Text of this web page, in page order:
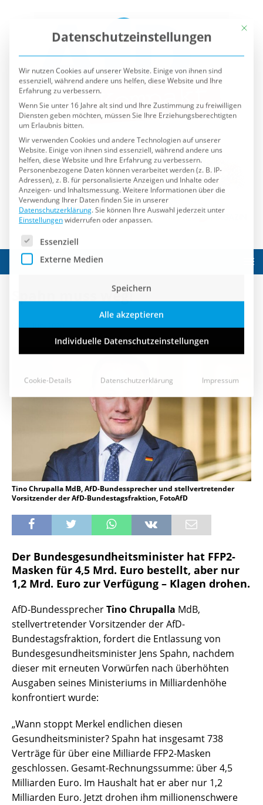
Spahn muss weg!
11. Juni 2020
Tino Chrupalla MdB, AfD-Bundessprecher und stellvertretender
Vorsitzender der AfD-Bundestagsfraktion, FotoAfD
Der Bundesgesundheitsminister hat FFP2-
Masken für 4,5 Mrd. Euro bestellt, aber nur
1,2 Mrd. Euro zur Verfügung – Klagen drohen.
AfD-BundessprecherTino Chrupalla MdB,
stellvertretender Vorsitzender der AfD-
Bundestagsfraktion, fordert die Entlassung von
Bundesgesundheitsminister Jens Spahn, nachdem
dieser mit erneuten Vorwürfen nach überhöhten
Ausgaben seines Ministeriums in Milliardenhöhe
konfrontiert wurde:
„Wann stoppt Merkel endlichen diesen
Gesundheitsminister? Spahn hat insgesamt 738
Verträge für über eine Milliarde FFP2-Masken
geschlossen. Gesamt-Rechnungssumme: über 4,5
Milliarden Euro. Im Haushalt hat er aber nur 1,2
Milliarden Euro. Jetzt drohen ihm millionenschwere
Datenschutzeinstellungen
essenziell, während andere uns helfen, diese Website und Ihre
Erfahrung zu verbessern.
Wenn Sie unter 16 Jahre alt sind und Ihre Zustimmung zu freiwilligen
Diensten geben möchten, müssen Sie Ihre Erziehungsberechtigten
um Erlaubnis bitten.
Wir verwenden Cookies und andere Technologien auf unserer
Website. Einige von ihnen sind essenziell, während andere uns
helfen, diese Website und Ihre Erfahrung zu verbessern.
Personenbezogene Daten können verarbeitet werden (z. B. IP-
Adressen), z. B. für personalisierte Anzeigen und Inhalte oder
Anzeigen- und Inhaltsmessung.Weitere Informationen über die
Verwendung Ihrer Daten finden Sie in unserer
Datenschutzerklärung. Sie können Ihre Auswahl jederzeit unter
Einstellungenwiderrufen oder anpassen.